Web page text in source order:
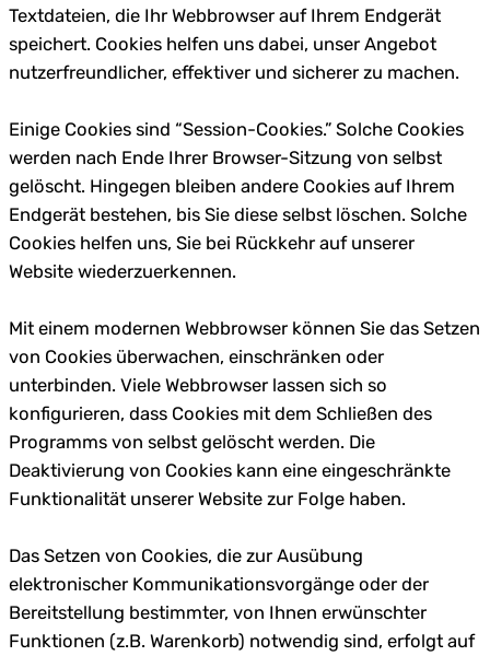
Textdateien, die Ihr Webbrowser auf Ihrem Endgerät
speichert. Cookies helfen uns dabei, unser Angebot
nutzerfreundlicher, effektiver und sicherer zu machen.
Einige Cookies sind “Session-Cookies.” Solche Cookies
werden nach Ende Ihrer Browser-Sitzung von selbst
gelöscht. Hingegen bleiben andere Cookies auf Ihrem
Endgerät bestehen, bis Sie diese selbst löschen. Solche
Cookies helfen uns, Sie bei Rückkehr auf unserer
Website wiederzuerkennen.
Mit einem modernen Webbrowser können Sie das Setzen
von Cookies überwachen, einschränken oder
unterbinden. Viele Webbrowser lassen sich so
konfigurieren, dass Cookies mit dem Schließen des
Programms von selbst gelöscht werden. Die
Deaktivierung von Cookies kann eine eingeschränkte
Funktionalität unserer Website zur Folge haben.
Das Setzen von Cookies, die zur Ausübung
elektronischer Kommunikationsvorgänge oder der
Bereitstellung bestimmter, von Ihnen erwünschter
Funktionen (z.B. Warenkorb) notwendig sind, erfolgt auf